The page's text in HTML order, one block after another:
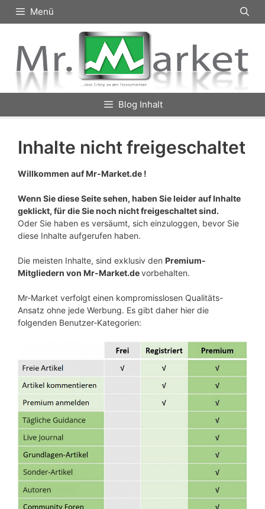
Inhalt
Menü
Blog Inhalt
Inhalte nicht freigeschaltet
Willkommen auf Mr-Market.de !
Wenn Sie diese Seite sehen, haben Sie leider auf Inhalte
geklickt, für die Sie noch nicht freigeschaltet sind.
Oder Sie haben es versäumt, sich einzuloggen, bevor Sie
diese Inhalte aufgerufen haben.
Die meisten Inhalte, sind exklusiv den Premium-
Mitgliedern von Mr-Market.devorbehalten.
Mr-Market verfolgt einen kompromisslosen Qualitäts-
Ansatz ohne jede Werbung. Es gibt daher hier die
folgenden Benutzer-Kategorien: